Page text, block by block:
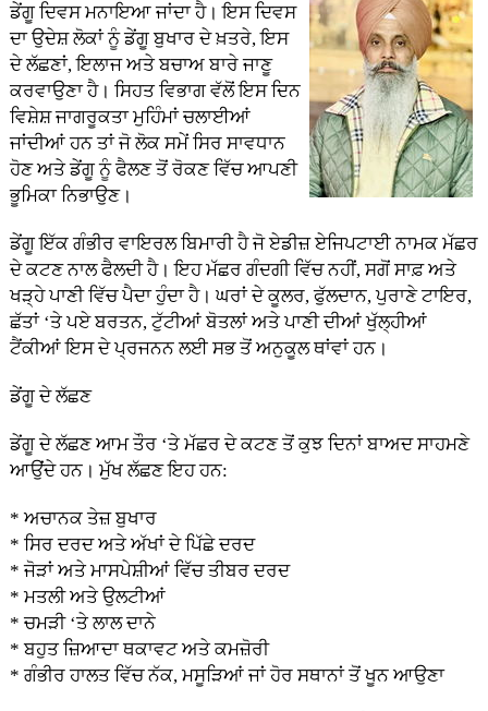
ਡੇਂਗੂ ਦਿਵਸ ਮਨਾਇਆ ਜਾਂਦਾ ਹੈ। ਇਸ ਦਿਵਸ
ਦਾ ਉਦੇਸ਼ ਲੋਕਾਂ ਨੂੰ ਡੇਂਗੂ ਬੁਖਾਰ ਦੇ ਖ਼ਤਰੇ, ਇਸ
ਦੇ ਲੱਛਣਾਂ, ਇਲਾਜ ਅਤੇ ਬਚਾਅ ਬਾਰੇ ਜਾਣੂ
ਕਰਵਾਉਣਾ ਹੈ। ਸਿਹਤ ਵਿਭਾਗ ਵੱਲੋਂ ਇਸ ਦਿਨ
ਵਿਸ਼ੇਸ਼ ਜਾਗਰੂਕਤਾ ਮੁਹਿੰਮਾਂ ਚਲਾਈਆਂ
ਜਾਂਦੀਆਂ ਹਨ ਤਾਂ ਜੋ ਲੋਕ ਸਮੇਂ ਸਿਰ ਸਾਵਧਾਨ
ਹੋਣ ਅਤੇ ਡੇਂਗੂ ਨੂੰ ਫੈਲਣ ਤੋਂ ਰੋਕਣ ਵਿੱਚ ਆਪਣੀ
ਭੂਮਿਕਾ ਨਿਭਾਉਣ।
ਡੇਂਗੂ ਇੱਕ ਗੰਭੀਰ ਵਾਇਰਲ ਬਿਮਾਰੀ ਹੈ ਜੋ ਏਡੀਜ਼ ਏਜਿਪਟਾਈ ਨਾਮਕ ਮੱਛਰ
ਦੇ ਕਟਣ ਨਾਲ ਫੈਲਦੀ ਹੈ। ਇਹ ਮੱਛਰ ਗੰਦਗੀ ਵਿੱਚ ਨਹੀਂ, ਸਗੋਂ ਸਾਫ਼ ਅਤੇ
ਖੜ੍ਹੇ ਪਾਣੀ ਵਿੱਚ ਪੈਦਾ ਹੁੰਦਾ ਹੈ। ਘਰਾਂ ਦੇ ਕੂਲਰ, ਫੁੱਲਦਾਨ, ਪੁਰਾਣੇ ਟਾਇਰ,
ਛੱਤਾਂ ‘ਤੇ ਪਏ ਬਰਤਨ, ਟੁੱਟੀਆਂ ਬੋਤਲਾਂ ਅਤੇ ਪਾਣੀ ਦੀਆਂ ਖੁੱਲ੍ਹੀਆਂ
ਟੈਂਕੀਆਂ ਇਸ ਦੇ ਪ੍ਰਜਨਨ ਲਈ ਸਭ ਤੋਂ ਅਨੁਕੂਲ ਥਾਂਵਾਂ ਹਨ।
ਡੇਂਗੂ ਦੇ ਲੱਛਣ
ਡੇਂਗੂ ਦੇ ਲੱਛਣ ਆਮ ਤੌਰ ‘ਤੇ ਮੱਛਰ ਦੇ ਕਟਣ ਤੋਂ ਕੁਝ ਦਿਨਾਂ ਬਾਅਦ ਸਾਹਮਣੇ
ਆਉਂਦੇ ਹਨ। ਮੁੱਖ ਲੱਛਣ ਇਹ ਹਨ:
* ਅਚਾਨਕ ਤੇਜ਼ ਬੁਖਾਰ
* ਸਿਰ ਦਰਦ ਅਤੇ ਅੱਖਾਂ ਦੇ ਪਿੱਛੇ ਦਰਦ
* ਜੋੜਾਂ ਅਤੇ ਮਾਸਪੇਸ਼ੀਆਂ ਵਿੱਚ ਤੀਬਰ ਦਰਦ
* ਮਤਲੀ ਅਤੇ ਉਲਟੀਆਂ
* ਚਮੜੀ ‘ਤੇ ਲਾਲ ਦਾਨੇ
* ਬਹੁਤ ਜ਼ਿਆਦਾ ਥਕਾਵਟ ਅਤੇ ਕਮਜ਼ੋਰੀ
* ਗੰਭੀਰ ਹਾਲਤ ਵਿੱਚ ਨੱਕ, ਮਸੂੜਿਆਂ ਜਾਂ ਹੋਰ ਸਥਾਨਾਂ ਤੋਂ ਖੂਨ ਆਉਣਾ